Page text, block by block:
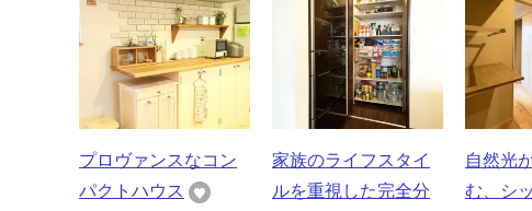
プロヴァンスなコン
パクトハウス
家族のライフスタイ
ルを重視した完全分
自然光
む、シ